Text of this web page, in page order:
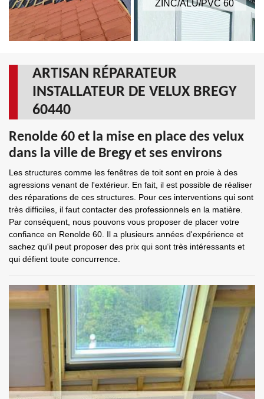
ZINC/ALU/PVC 60
ARTISAN RÉPARATEUR
INSTALLATEUR DE VELUX BREGY
60440
Renolde 60 et la mise en place des velux
dans la ville de Bregy et ses environs
Les structures comme les fenêtres de toit sont en proie à des
agressions venant de l'extérieur. En fait, il est possible de réaliser
des réparations de ces structures. Pour ces interventions qui sont
très difficiles, il faut contacter des professionnels en la matière.
Par conséquent, nous pouvons vous proposer de placer votre
confiance en Renolde 60. Il a plusieurs années d'expérience et
sachez qu'il peut proposer des prix qui sont très intéressants et
qui défient toute concurrence.